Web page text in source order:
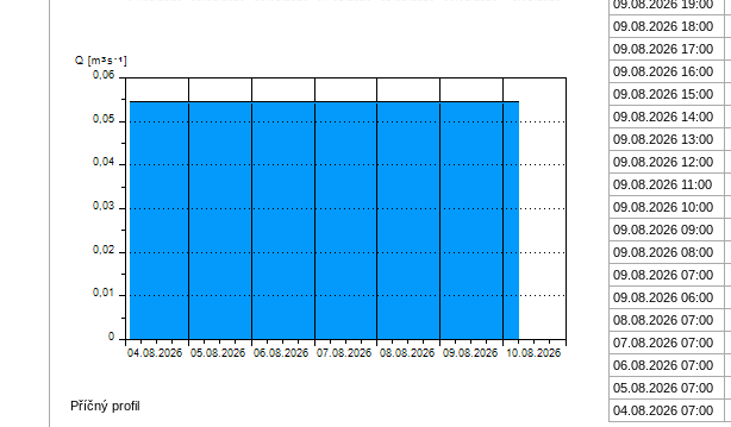
09.08.2026 19:00
09.08.2026 18:00
09.08.2026 17:00
09.08.2026 16:00
09.08.2026 15:00
09.08.2026 14:00
09.08.2026 13:00
09.08.2026 12:00
09.08.2026 11:00
09.08.2026 10:00
09.08.2026 09:00
09.08.2026 08:00
09.08.2026 07:00
09.08.2026 06:00
08.08.2026 07:00
07.08.2026 07:00
06.08.2026 07:00
05.08.2026 07:00
04.08.2026 07:00
Příčný profil